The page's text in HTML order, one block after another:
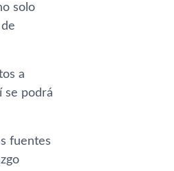
solo
a
se podrá
fuentes